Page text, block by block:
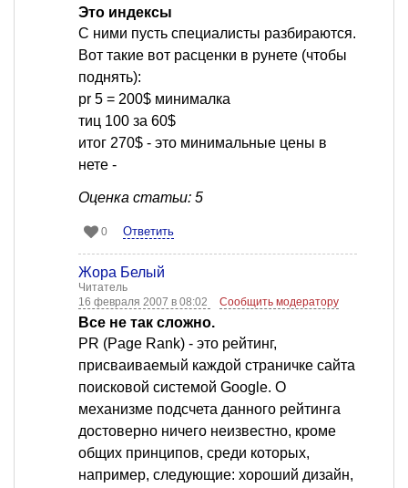
Это индексы
С ними пусть специалисты разбираются.
Вот такие вот расценки в рунете (чтобы
поднять):
pr 5 = 200$ минималка
тиц 100 за 60$
итог 270$ - это минимальные цены в
нете -
Оценка статьи: 5
0 Ответить
Жора Белый
Читатель
16 февраля 2007 в 08:02
Сообщить модератору
Все не так сложно.
PR (Page Rank) - это рейтинг,
присваиваемый каждой страничке сайта
поисковой системой Google. О
механизме подсчета данного рейтинга
достоверно ничего неизвестно, кроме
общих принципов, среди которых,
например, следующие: хороший дизайн,